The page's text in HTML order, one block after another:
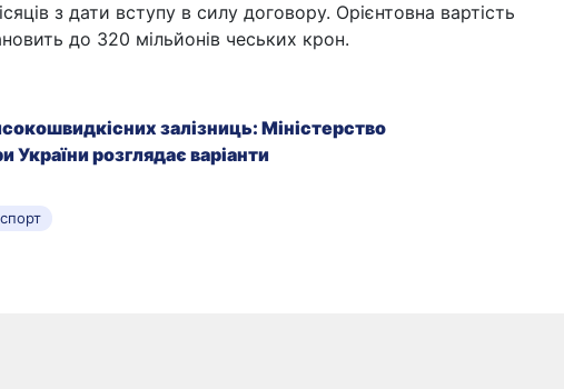
з дати вступу в силу договору. Орієнтовна вартість
до 320 мільйонів чеських крон.
залізниць: Міністерство
України розглядає варіанти